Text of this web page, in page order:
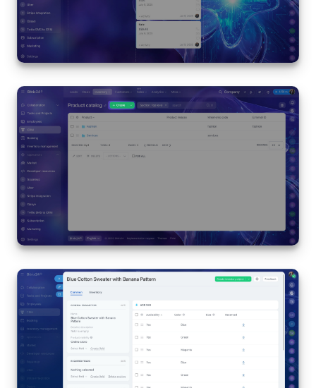
Paramètres
Bitrix24 Messenger
Questions générales
On-Premise de Bitrix24